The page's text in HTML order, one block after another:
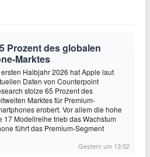
Prozent des globalen
Marktes
ersten Halbjahr 2026 hat Apple laut
Daten von Counterpoint
stolze 65 Prozent des
Marktes für Premium-
erobert. Vor allem die hohe
17 Modellreihe trieb das Wachstum
führt das Premium-Segment
Gestern um 13:02